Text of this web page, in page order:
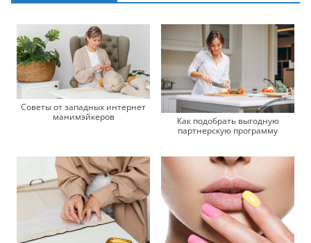
Советы от западных интернет
манимэйкеров
Как подобрать выгодную
партнерскую программу